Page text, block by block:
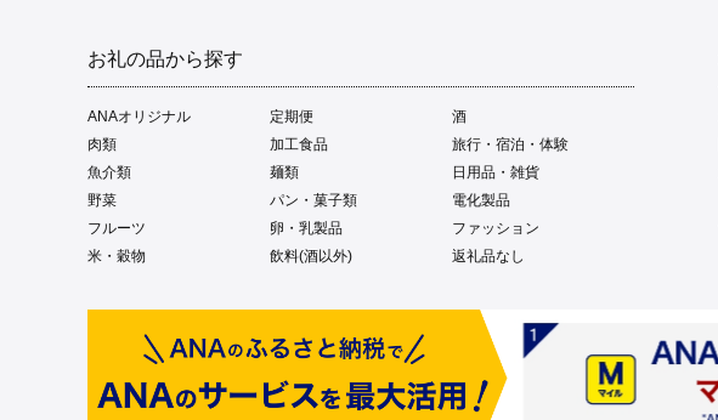
お礼の品から探す
ANAオリジナル 定期便
酒
肉類
加工食品
旅行・宿泊・体験
魚介類
麺類
日用品・雑貨
野菜
パン・菓子類
電化製品
フルーツ
卵・乳製品
ファッション
米・穀物
飲料(酒以外) 返礼品なし